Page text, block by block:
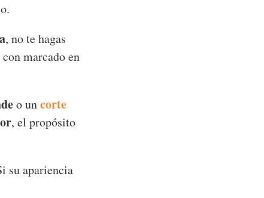
, no te hagas
con marcado en
o uncorte
, el propósito
su apariencia